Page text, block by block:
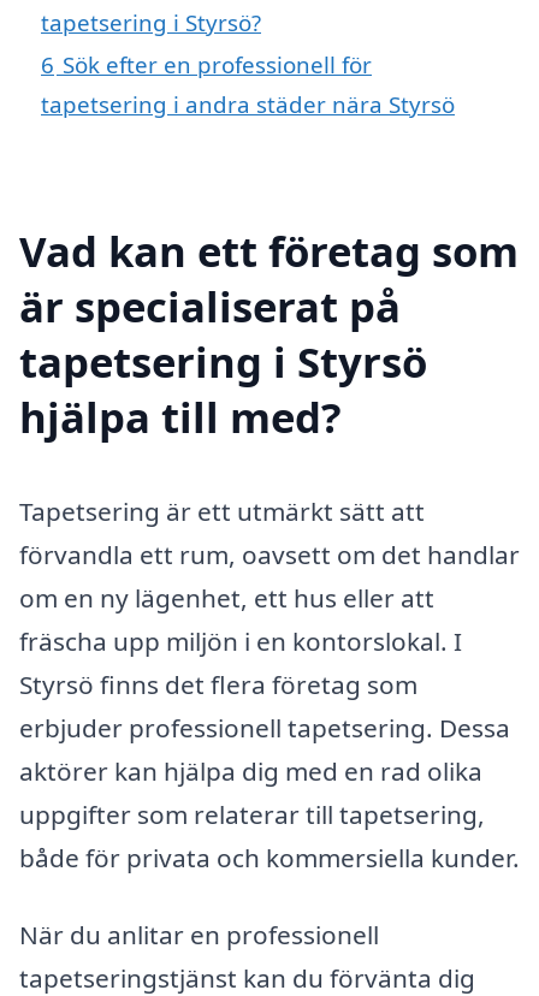
tapetsering i Styrsö?
6 Sök efter en professionell för
tapetsering i andra städer nära Styrsö
Vad kan ett företag som
är specialiserat på
tapetsering i Styrsö
hjälpa till med?
Tapetsering är ett utmärkt sätt att
förvandla ett rum, oavsett om det handlar
om en ny lägenhet, ett hus eller att
fräscha upp miljön i en kontorslokal. I
Styrsö finns det flera företag som
erbjuder professionell tapetsering. Dessa
aktörer kan hjälpa dig med en rad olika
uppgifter som relaterar till tapetsering,
både för privata och kommersiella kunder.
När du anlitar en professionell
tapetseringstjänst kan du förvänta dig